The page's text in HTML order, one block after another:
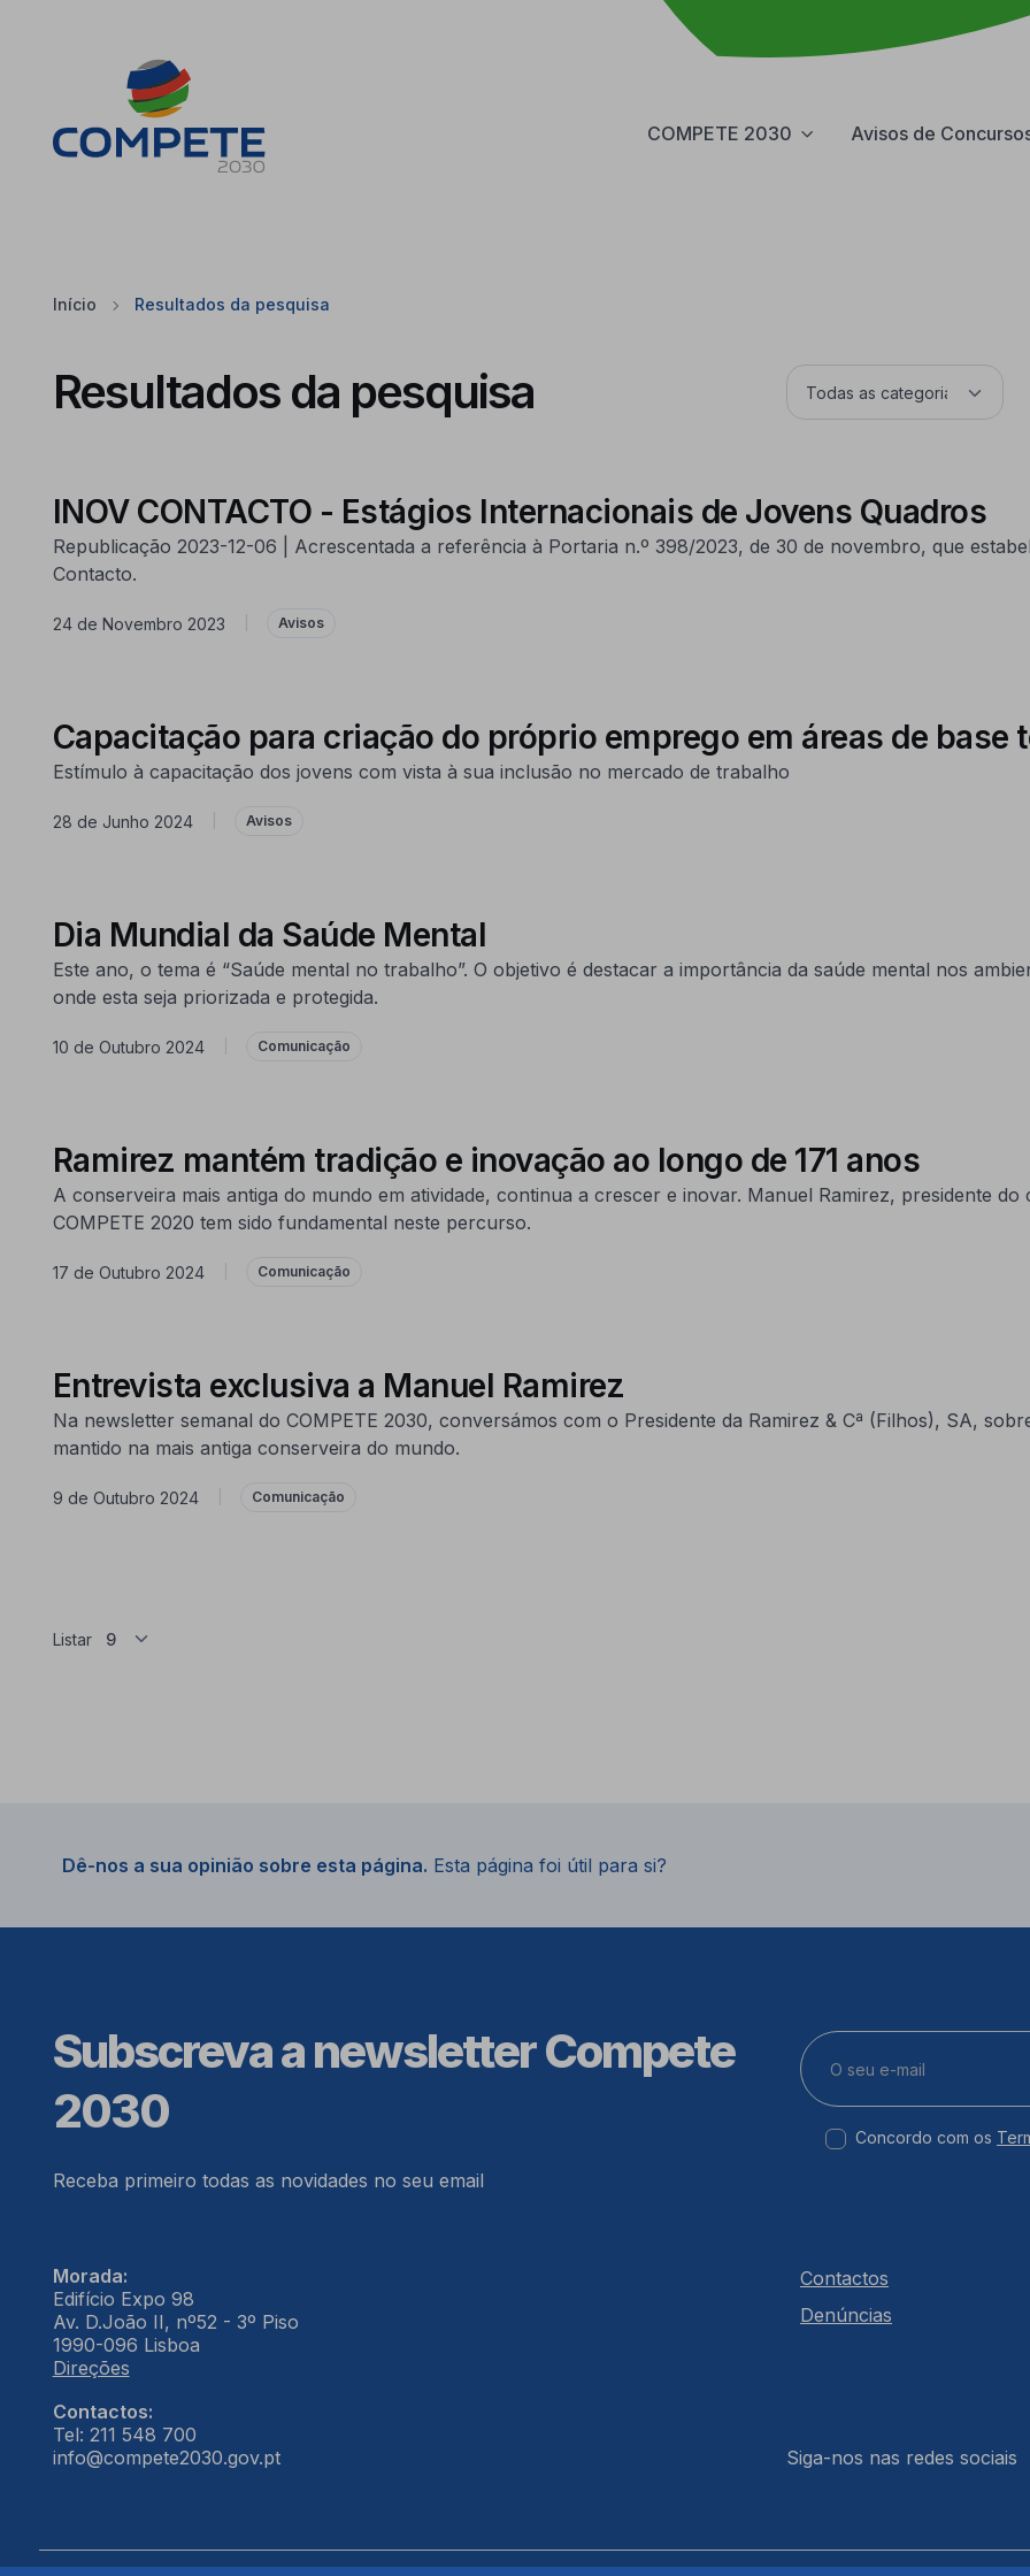
COMPETE 2030 Avisos de
Início Resultados da pesquisa
Resultados da pesquisa
INOV CONTACTO - Estágios Internacionais de Jovens Quadros
Republicação 2023-12-06 | Acrescentada a referência à Portaria n.º 398/2023, de 30 de novembro, que
Contacto.
24 de Novembro 2023 Avisos
Capacitação para criação do próprio emprego em áreas de base
Estímulo à capacitação dos jovens com vista à sua inclusão no mercado de trabalho
28 de Junho 2024 Avisos
Dia Mundial da Saúde Mental
Este ano, o tema é “Saúde mental no trabalho”. O objetivo é destacar a importância da saúde mental nos
onde esta seja priorizada e protegida.
10 de Outubro 2024 Comunicação
Ramirez mantém tradição e inovação ao longo de 171 anos
A conserveira mais antiga do mundo em atividade, continua a crescer e inovar. Manuel Ramirez, presidente
COMPETE 2020 tem sido fundamental neste percurso.
17 de Outubro 2024 Comunicação
Entrevista exclusiva a Manuel Ramirez
Na newsletter semanal do COMPETE 2030, conversámos com o Presidente da Ramirez & Cª (Filhos), SA,
mantido na mais antiga conserveira do mundo.
9 de Outubro 2024 Comunicação
Listar
Dê-nos a sua opinião sobre esta página. Esta página foi útil para si?
Subscreva a newsletter Compete
2030
Receba primeiro todas as novidades no seu email
Concordo com os
Morada:
Edifício Expo 98
Av. D.João II, nº52 - 3º Piso
1990-096 Lisboa
Direções
Contactos:
Tel: 211 548 700
info@compete2030.gov.pt
Contactos
Denúncias
Siga-nos nas redes sociais